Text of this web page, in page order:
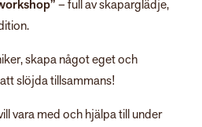
– full av skaparglädje,
skapa något eget och
slöjda tillsammans!
vara med och hjälpa till under